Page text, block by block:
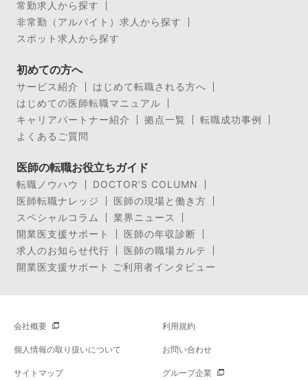
常勤求人から探す
非常勤（アルバイト）求人から探す
スポット求人から探す
初めての方へ
サービス紹介
はじめて転職される方へ
はじめての医師転職マニュアル
キャリアパートナー紹介
拠点一覧
転職成功事例
よくあるご質問
医師の転職お役立ちガイド
転職ノウハウ
DOCTOR’S COLUMN
医師転職ナレッジ
医師の現場と働き方
スペシャルコラム
業界ニュース
開業医支援サポート
医師の年収診断
求人のお知らせ代行
医師の職場カルテ
開業医支援サポート ご利用者インタビュー
会社概要 利用規約
個人情報の取り扱いについて お問い合わせ
サイトマップ グループ企業